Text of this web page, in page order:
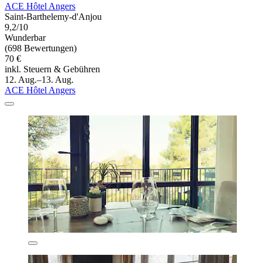
ACE Hôtel Angers
Saint-Barthelemy-d'Anjou
9,2/10
Wunderbar
(698 Bewertungen)
70 €
inkl. Steuern & Gebühren
12. Aug.–13. Aug.
ACE Hôtel Angers